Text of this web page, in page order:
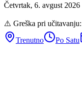
Četvrtak, 6. avgust 2026
⚠️ Greška pri učitavanju:
Trenutno
Po Satu